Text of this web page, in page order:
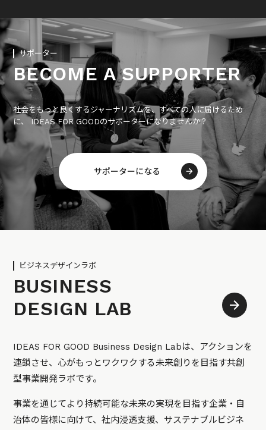
サポーター
BECOME A SUPPORTER
社会をもっと良くするジャーナリズムを、すべての人に届けるため
に、 IDEAS FOR GOODのサポーターになりませんか？
サポーターになる
ビジネスデザインラボ
BUSINESS
DESIGN LAB
IDEAS FOR GOOD Business Design Labは、アクションを
連鎖させ、心がもっとワクワクする未来創りを目指す共創
型事業開発ラボです。
事業を通じてより持続可能な未来の実現を目指す企業・自
治体の皆様に向けて、社内浸透支援、サステナブルビジネ